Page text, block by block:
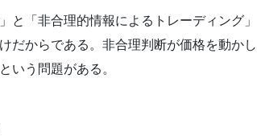
と「非合理的情報によるトレーディング」
だからである。非合理判断が価格を動かし
いう問題がある。